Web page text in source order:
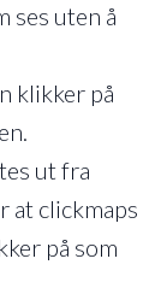
ses uten å
klikker på
ut fra
at clickmaps
på som